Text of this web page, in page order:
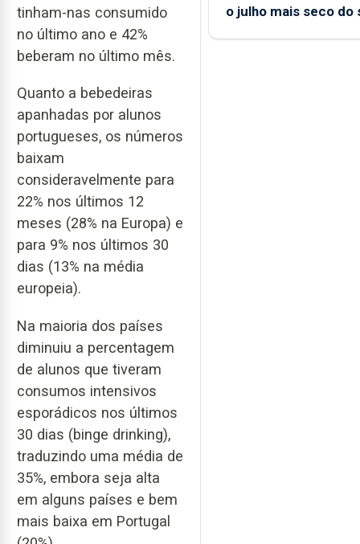
tinham-nas consumido
no último ano e 42%
beberam no último mês.
Quanto a bebedeiras
apanhadas por alunos
portugueses, os números
baixam
consideravelmente para
22% nos últimos 12
meses (28% na Europa) e
para 9% nos últimos 30
dias (13% na média
europeia).
Na maioria dos países
diminuiu a percentagem
de alunos que tiveram
consumos intensivos
esporádicos nos últimos
30 dias (binge drinking),
traduzindo uma média de
35%, embora seja alta
em alguns países e bem
mais baixa em Portugal
o julho mais seco do